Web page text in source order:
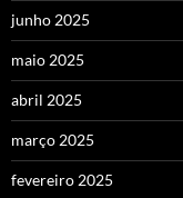
junho 2025
maio 2025
abril 2025
março 2025
fevereiro 2025